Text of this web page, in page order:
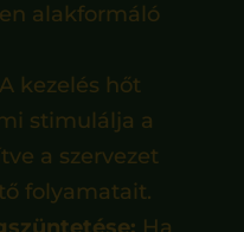
alakformáló
A kezelés hőt
stimulálja a
a szervezet
folyamatait.